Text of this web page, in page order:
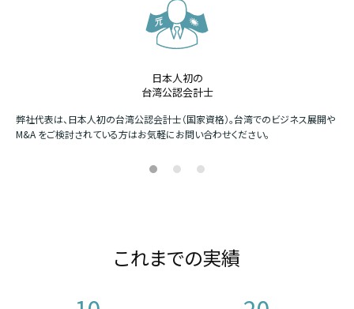
日本人初の
台湾公認会計士
弊社代表は、日本人初の台湾公認会計士（国家資格）。台湾でのビジネス展開や
M&A をご検討されている方はお気軽にお問い合わせください。
これまでの実績